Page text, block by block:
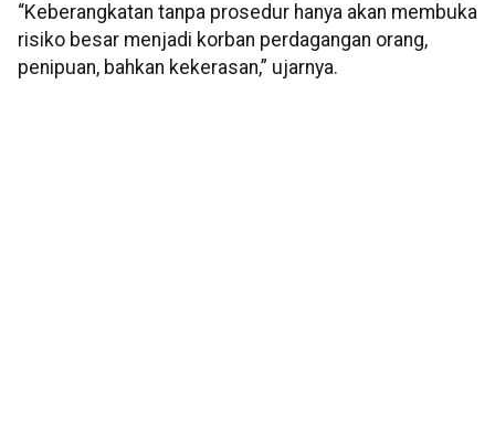
“Keberangkatan tanpa prosedur hanya akan membuka
risiko besar menjadi korban perdagangan orang,
penipuan, bahkan kekerasan,” ujarnya.